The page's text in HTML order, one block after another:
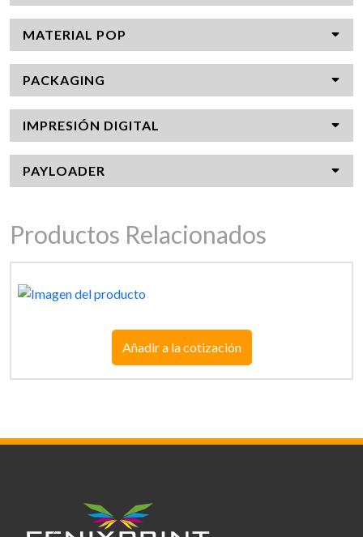
MATERIAL POP
PACKAGING
IMPRESIÓN DIGITAL
PAYLOADER
Productos Relacionados
Añadir a la cotización